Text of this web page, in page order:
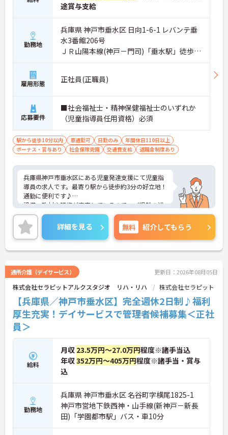
・産休育休の取得実績が多数あり、子の看護休暇や
グループ内託児施設の利用も可能など、子育て支援
が充実しています。
【リロクラブ加入など、独自の福利厚生で日々の生
活が潤います】
・お誕生日には法人設立の母体であるキング醸造の
「日の出みりん等詰め合わせ」がもらえるユニーク
な制度があります。
してリフレッシュできます。
【充実の研修制度と資格取得支援で、働きながら着
実にキャリアアップを目指せる環境です】
・丁寧な研修制度が整っているため、小規模多機能
での勤務が初めての方でも安心して業務をスタート
できます。
・資格取得支援制度を活用して介護福祉士などの上
位資格に挑戦でき、モチベーションを高く保ちなが
ら成長できます。
【定年以降も働き方を変えて長く活躍している職員
が多数在籍する、長期就業に最適な職場です】
・定年後も再雇用で65歳を超えて活躍している方が
多く、ライフスタイルに合わせて働き方を変えなが
途賞与支給
勤務地
兵庫県 神戸市垂水区 日向1-6-1 レバンテ垂
水3番館206号
ＪＲ山陽本線(神戸－門司)「垂水駅」徒歩3
分
雇用形態 正社員(正職員)
応募要件
■社会福祉士・精神保健福祉士のいずれか
（児童指導員任用資格）必須
駅から徒歩10分以内 車通勤可 日勤のみ
年間休日110日以上
ボーナス・賞与あり
社会保険完備 交通費支給 退職金制度あり
兵庫県神戸市垂水区にある児童発達支援にて児童指
導員の求人です。最寄り駅から徒歩約3分の好立地！
通勤に便利です♪
設備・教材や研修が充実しているので、ご経験の浅
い方も安心して勤務していただけます。年間休日12
0日とお休みが多く、リフレッシュもばっちりでき
ますね！
ご興味のある方には、面接対策ポイントなど、さら
に詳細をご案内しますのでお気軽にご相談くださ
詳細を見る 無料 紹介してもらう
通所介護（デイサービス） 更新日：2026年08月05日
株式会社セラピットアルクスタジオ リハ・リハ 株式会社セラピット
【兵庫県／神戸市垂水区】完全週休2日制♪福利
厚生充実！デイサービスで管理者候補募集＜正社
員＞
給料
月収 23.5万円～27.0万円程度※諸手当込
年収352万円～405万円程度※諸手当・賞与
込
勤務地
兵庫県 神戸市垂水区 名谷町字横尾1825-1
神戸市営地下鉄西神・山手線(新神戸－新長
田)「学園都市駅」バス・車10分